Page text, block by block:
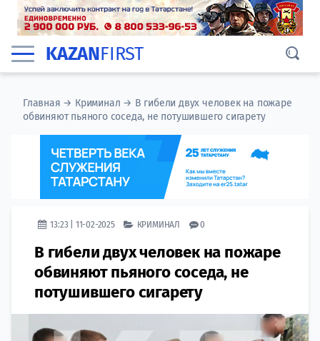
KAZANFIRST
Главная → Криминал → В гибели двух человек на пожаре
обвиняют пьяного соседа, не потушившего сигарету
13:23 | 11-02-2025 КРИМИНАЛ 0
В гибели двух человек на пожаре
обвиняют пьяного соседа, не
потушившего сигарету